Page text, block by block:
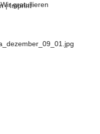
gratullieren
|Imprint